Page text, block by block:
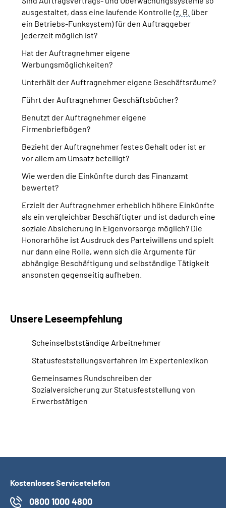
ausgestaltet, dass eine laufende Kontrolle (z. B. über
ein Betriebs-Funksystem) für den Auftraggeber
jederzeit möglich ist?
Hat der Auftragnehmer eigene
Werbungsmöglichkeiten?
Unterhält der Auftragnehmer eigene Geschäftsräume?
Führt der Auftragnehmer Geschäftsbücher?
Benutzt der Auftragnehmer eigene
Firmenbriefbögen?
Bezieht der Auftragnehmer festes Gehalt oder ist er
vor allem am Umsatz beteiligt?
Wie werden die Einkünfte durch das Finanzamt
bewertet?
Erzielt der Auftragnehmer erheblich höhere Einkünfte
als ein vergleichbar Beschäftigter und ist dadurch eine
soziale Absicherung in Eigenvorsorge möglich? Die
Honorarhöhe ist Ausdruck des Parteiwillens und spielt
nur dann eine Rolle, wenn sich die Argumente für
abhängige Beschäftigung und selbständige Tätigkeit
ansonsten gegenseitig aufheben.
Unsere Leseempfehlung
Scheinselbstständige Arbeitnehmer
Statusfeststellungsverfahren im Expertenlexikon
Gemeinsames Rundschreiben der
Sozialversicherung zur Statusfeststellung von
Erwerbstätigen
Kostenloses Servicetelefon
0800 1000 4800